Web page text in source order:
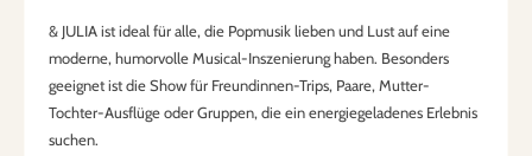
& JULIA ist ideal für alle, die Popmusik lieben und Lust auf eine
moderne, humorvolle Musical-Inszenierung haben. Besonders
geeignet ist die Show für Freundinnen-Trips, Paare, Mutter-
Tochter-Ausflüge oder Gruppen, die ein energiegeladenes Erlebnis
suchen.